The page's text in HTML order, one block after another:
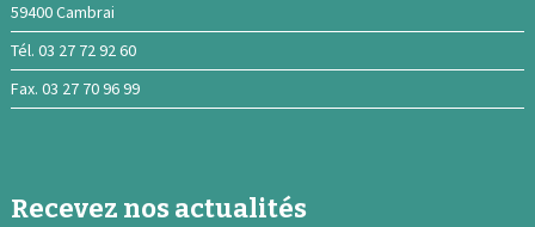
59400 Cambrai
Tél. 03 27 72 92 60
Fax. 03 27 70 96 99
Recevez nos actualités